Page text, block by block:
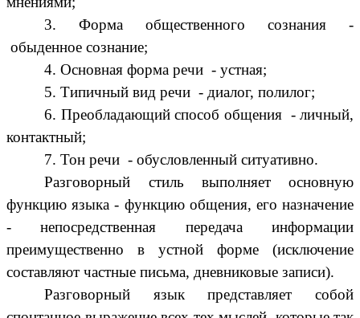
3. Форма общественного сознания -
обыденное сознание;
4. Основная форма речи - устная;
5. Типичный вид речи - диалог, полилог;
6. Преобладающий способ общения - личный,
контактный;
7. Тон речи - обусловленный ситуативно.
Разговорный стиль выполняет основную
функцию языка - функцию общения, его назначение
- непосредственная передача информации
преимущественно в устной форме (исключение
составляют частные письма, дневниковые записи).
Разговорный язык представляет собой